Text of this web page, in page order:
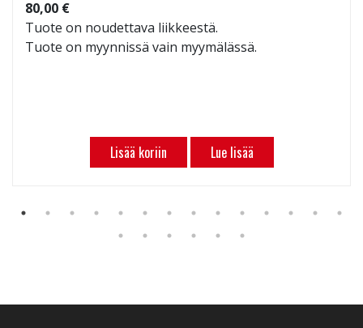
80,00 €
Tuote on noudettava liikkeestä.
Tuote on myynnissä vain myymälässä.
Lisää koriin Lue lisää